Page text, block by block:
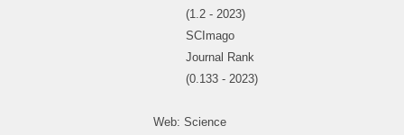
(1.2 - 2023)
SCImago
Journal Rank
(0.133 - 2023)
Web: Science